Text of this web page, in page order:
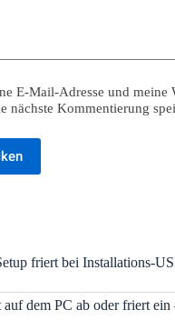
E-Mail-Adresse und meine
nächste Kommentierung
friert bei Installations-
dem PC ab oder friert ein